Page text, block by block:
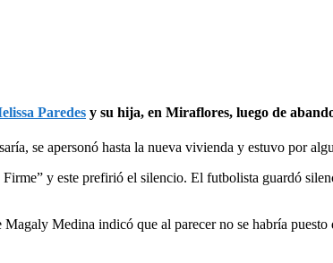
Paredes y su hija, en Miraflores, luego de
se apersonó hasta la nueva vivienda y estuvo por
y este prefirió el silencio. El futbolista guardó
Medina indicó que al parecer no se habría puesto